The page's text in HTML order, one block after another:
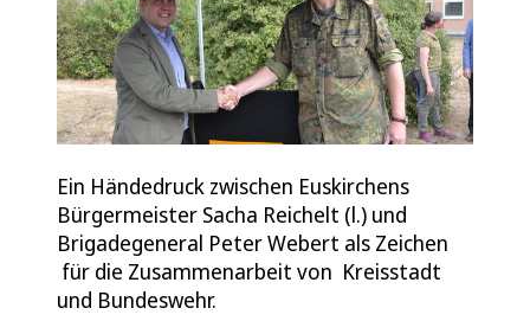
Ein Händedruck zwischen Euskirchens
Bürgermeister Sacha Reichelt (l.) und
Brigadegeneral Peter Webert als Zeichen
für die Zusammenarbeit von Kreisstadt
und Bundeswehr.